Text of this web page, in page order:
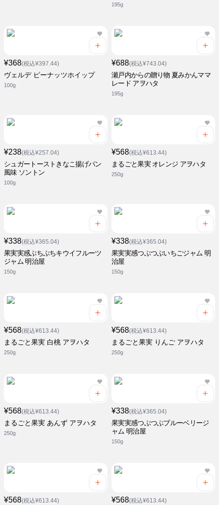
195g
¥368(税込¥397.44)
ヴェルデ ピーナッツホイップ
100g
¥688(税込¥743.04)
瀬戸内からの贈り物 夏みかんママ
レード アヲハタ
195g
¥238(税込¥257.04)
シュガートーストきなこ揚げパン
風味 ソントン
100g
¥568(税込¥613.44)
まるごと果実 オレンジ アヲハタ
250g
¥338(税込¥365.04)
果実実感ぷちぷちキウイフルーツ
ジャム 明治屋
150g
¥338(税込¥365.04)
果実実感つぶつぶいちごジャム 明
治屋
150g
¥568(税込¥613.44)
まるごと果実 白桃 アヲハタ
250g
¥568(税込¥613.44)
まるごと果実 りんご アヲハタ
250g
¥568(税込¥613.44)
まるごと果実 あんず アヲハタ
250g
¥338(税込¥365.04)
果実実感つぶつぶブルーベリージ
ャム 明治屋
150g
¥568(税込¥613.44) ¥568(税込¥613.44)